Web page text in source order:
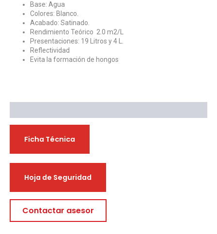
Base: Agua
Colores: Blanco.
Acabado: Satinado.
Rendimiento Teórico 2.0 m2/L
Presentaciones: 19 Litros y 4 L.
Reflectividad
Evita la formación de hongos
Ficha Técnica
Hoja de Seguridad
Contactar asesor